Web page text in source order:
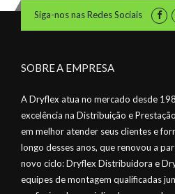
Siga-nos nas Redes Sociais
SOBRE A EMPRESA
A Dryflex atua no mercado desde
excelência na Distribuição e
em melhor atender seus clientes e
longo desses anos, que renovou a
novo ciclo: Dryflex Distribuidora e
equipes de montagem qualificadas